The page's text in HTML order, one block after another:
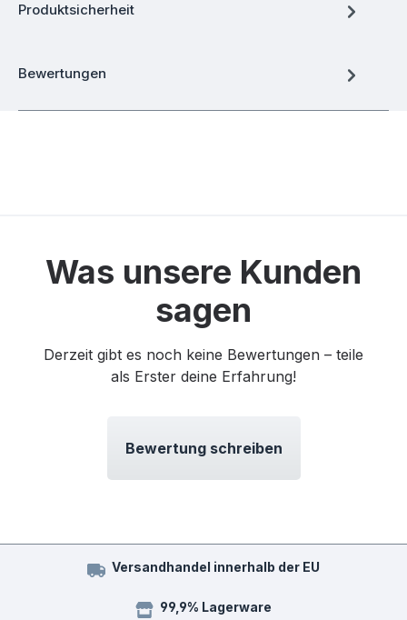
Produktsicherheit
Bewertungen
Was unsere Kunden
sagen
Derzeit gibt es noch keine Bewertungen – teile
als Erster deine Erfahrung!
Bewertung schreiben
Versandhandel innerhalb der EU
99,9% Lagerware